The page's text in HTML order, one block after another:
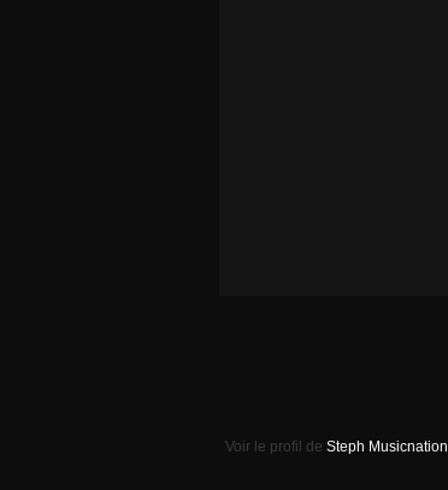
Voir le profil de Steph Musicnation